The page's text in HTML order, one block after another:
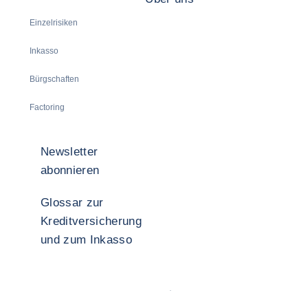
Einzelrisiken
Inkasso
Bürgschaften
Factoring
Newsletter
abonnieren
Glossar zur
Kreditversicherung
und zum Inkasso